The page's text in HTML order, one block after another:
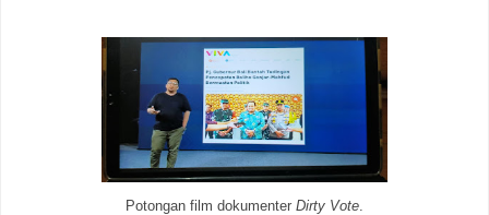
Potongan film dokumenter Dirty Vote.